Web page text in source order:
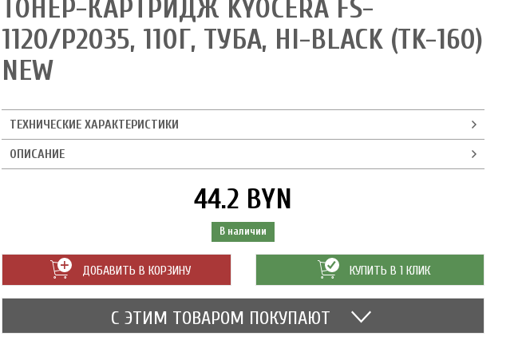
ТОНЕР-КАРТРИДЖ KYOCERA FS-
1120/P2035, 110Г, ТУБА, HI-BLACK (TK-160)
NEW
ТЕХНИЧЕСКИЕ ХАРАКТЕРИСТИКИ
ОПИСАНИЕ
44.2 BYN
В наличии
ДОБАВИТЬ В КОРЗИНУ КУПИТЬ В 1 КЛИК
С ЭТИМ ТОВАРОМ ПОКУПАЮТ